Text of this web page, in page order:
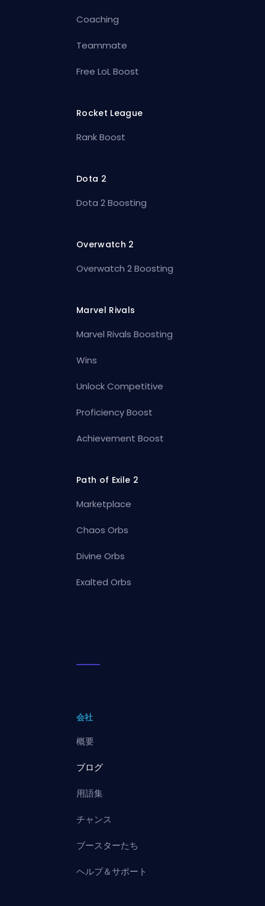
Coaching
Teammate
Free LoL Boost
Rocket League
Rank Boost
Dota 2
Dota 2 Boosting
Overwatch 2
Overwatch 2 Boosting
Marvel Rivals
Marvel Rivals Boosting
Wins
Unlock Competitive
Proficiency Boost
Achievement Boost
Path of Exile 2
Marketplace
Chaos Orbs
Divine Orbs
Exalted Orbs
会社
概要
ブログ
用語集
チャンス
ブースターたち
ヘルプ＆サポート